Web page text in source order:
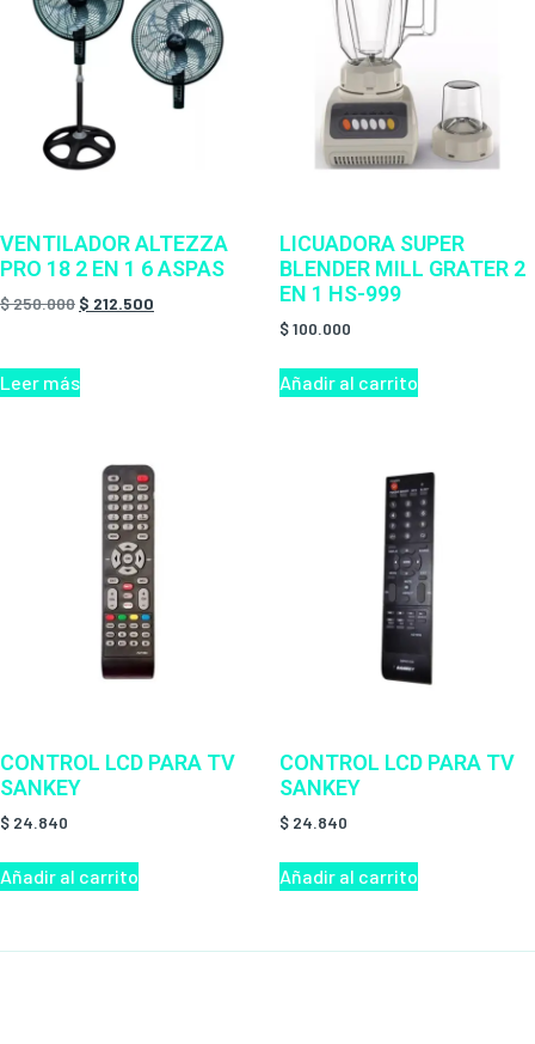
VENTILADOR ALTEZZA
PRO 18 2 EN 1 6 ASPAS
$250.000 $ 212.500
Leer más
LICUADORA SUPER
BLENDER MILL GRATER 2
EN 1 HS-999
$100.000
Añadir al carrito
CONTROL LCD PARA TV
SANKEY
$ 24.840
Añadir al carrito
CONTROL LCD PARA TV
SANKEY
$ 24.840
Añadir al carrito